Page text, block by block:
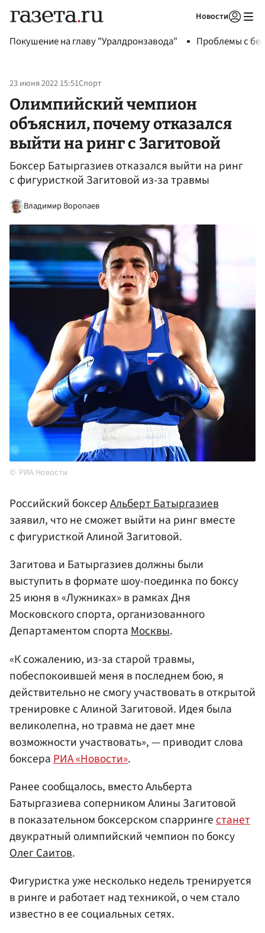
Новости
Покушение на главу "Уралдронзавода" Проблемы с
23 июня 2022 15:51Спорт
Олимпийский чемпион
объяснил, почему отказался
выйти на ринг с Загитовой
Боксер Батыргазиев отказался выйти на ринг
с фигуристкой Загитовой из-за травмы
Владимир Воропаев
РИА Новости
Российский боксерАльберт Батыргазиев
заявил, что не сможет выйти на ринг вместе
с фигуристкой Алиной Загитовой.
Загитова и Батыргазиев должны были
выступить в формате шоу-поединка по боксу
25 июня в «Лужниках» в рамках Дня
Московского спорта, организованного
Департаментом спортаМосквы.
«К сожалению, из-за старой травмы,
побеспокоившей меня в последнем бою, я
действительно не смогу участвовать в открытой
тренировке с Алиной Загитовой. Идея была
великолепна, но травма не дает мне
возможности участвовать», — приводит слова
боксера РИА «Новости».
Ранее сообщалось, вместо Альберта
Батыргазиева соперником Алины Загитовой
в показательном боксерском спаррингестанет
двукратный олимпийский чемпион по боксу
Олег Саитов.
Фигуристка уже несколько недель тренируется
в ринге и работает над техникой, о чем стало
известно в ее социальных сетях.